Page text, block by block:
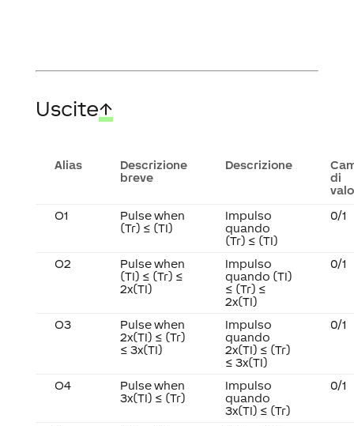
Uscite↑
Alias
Descrizione
breve
Descrizione
di
O1
Pulse when
(Tr) ≤ (TI)
Impulso
quando
(Tr) ≤ (TI)
0/1
O2
Pulse when
(TI) ≤ (Tr) ≤
2x(TI)
Impulso
quando (TI)
≤ (Tr) ≤
2x(TI)
0/1
O3
Pulse when
2x(TI) ≤ (Tr)
≤ 3x(TI)
Impulso
quando
2x(TI) ≤ (Tr)
≤ 3x(TI)
0/1
O4
Pulse when
3x(TI) ≤ (Tr)
Impulso
quando
3x(TI) ≤ (Tr)
0/1